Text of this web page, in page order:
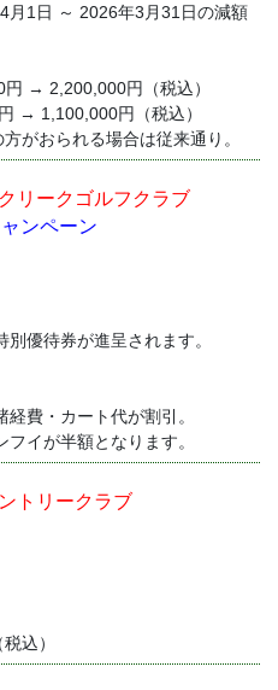
月1日 ～ 2026年3月31日の減額
→ 2,200,000円（税込）
→ 1,100,000円（税込）
がおられる場合は従来通り。
リークゴルフクラブ
ンペーン
優待券が進呈されます。
費・カート代が割引。
イが半額となります。
トリークラブ
込）